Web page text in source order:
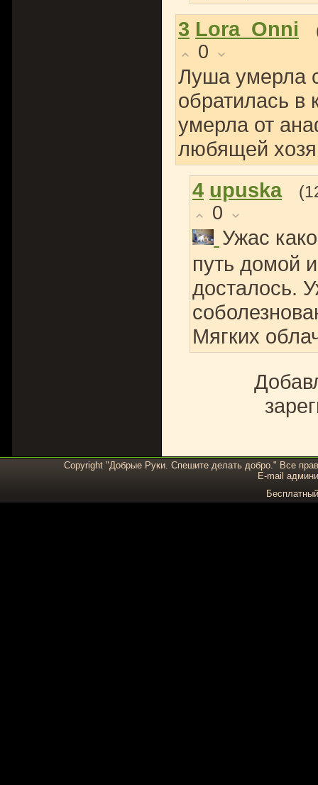
3 Lora_Onni
0
Луша умерла
обратилась в
умерла от
любящей
4 upuska
0
Ужас
путь домой
досталось.
Мягких
Copyright "Добрые Руки. Спешите делать добро." Все
E-mail